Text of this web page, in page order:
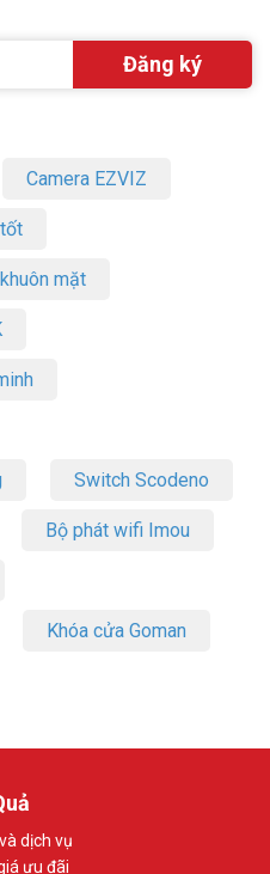
Camera EZVIZ
mặt
Switch Scodeno
Bộ phát wifi Imou
Khóa cửa Goman
dịch vụ
ưu đãi